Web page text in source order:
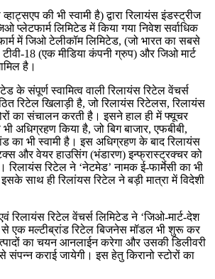
की भी स्वामी है) द्वारा रिलायंस इंडस्ट्रीज
प्लेटफार्म लिमिटेड में किया गया निवेश सर्वाधिक
में जिओ टेलीकॉम लिमिटेड, (जो भारत का सबसे
18 (एक मीडिया कंपनी ग्रुप) और जिओ मार्ट
है।
के संपूर्ण स्वामित्व वाली रिलायंस रिटेल वेंचर्स
रिटेल खिलाड़ी है, जो रिलायंस रिटेलस, रिलायंस
का संचालन करती है। इसने हाल ही में फ्यूचर
अधिग्रहण किया है, जो बिग बाजार, एफबीबी,
भी स्वामी है। इस अधिग्रहण के बाद रिलायंस
और वेयर हाउसिंग (भंडारण) इन्फ्रास्ट्रक्चर को
रिलायंस रिटेल ने ‘नेटमेड’ नामक ई-फार्मेसी का भी
साथ ही रिलांयस रिटेल ने बड़ी मात्रा में विदेशी
रिलायंस रिटेल वेंचर्स लिमिटेड ने ‘जिओ-मार्ट-देश
एक मल्टीब्रांड रिटेल बिजनेस मॉडल भी शुरू कर
का चयन आनलाईन करेगा और उसकी डिलीवरी
संपन्न कराई जायेगी। इस हेतु किरानो स्टोरों का